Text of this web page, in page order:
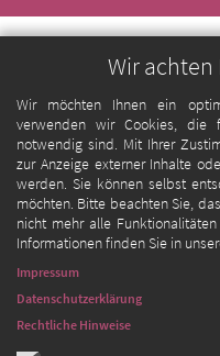
Wir achten
Wir möchten Ihnen ein
verwenden wir Cookies, die
notwendig sind. Mit Ihrer
zur Anzeige externer Inhalte
werden. Sie können selbst
möchten. Bitte beachten Sie,
nicht mehr alle
Informationen finden Sie in
Impressum
Datenschutzerklärung
Rechtliche Hinweise